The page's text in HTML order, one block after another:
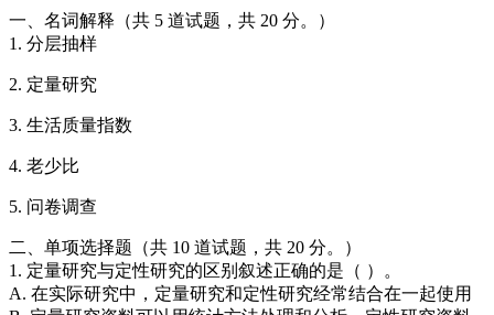
一、名词解释（共 5 道试题，共 20 分。）
1. 分层抽样
2. 定量研究
3. 生活质量指数
4. 老少比
5. 问卷调查
二、单项选择题（共 10 道试题，共 20 分。）
1. 定量研究与定性研究的区别叙述正确的是（ ）。
A. 在实际研究中，定量研究和定性研究经常结合在一起使用